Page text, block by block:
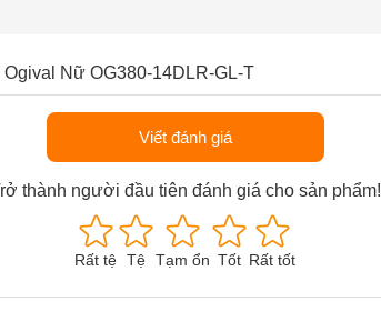
Nữ OG380-14DLR-GL-T
Viết đánh giá
thành người đầu tiên đánh giá cho sản phẩm!
Rất tệ Tệ Tạm ổn Tốt Rất tốt